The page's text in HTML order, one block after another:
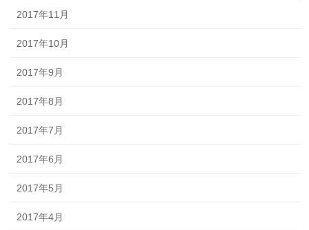
2017年11月
2017年10月
2017年9月
2017年8月
2017年7月
2017年6月
2017年5月
2017年4月